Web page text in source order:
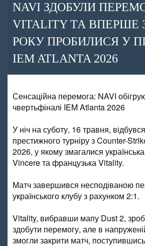
NAVI ЗДОБУЛИ
VITALITY ТА ВПЕРШЕ
РОКУ ПРОБИЛИСЯ У
IEM ATLANTA 2026
Сенсаційна перемога: NAVI
чвертьфіналі IEM Atlanta 2026
У ніч на суботу, 16 травня,
престижного турніру з Counter-
2026, у якому змагалися
Vincere та французька Vitality.
Матч завершився несподіваною
українського клубу з рахунком 2:1.
Vitality, вибравши мапу Dust 2,
здобути перемогу, але в
змогли закрити матч,